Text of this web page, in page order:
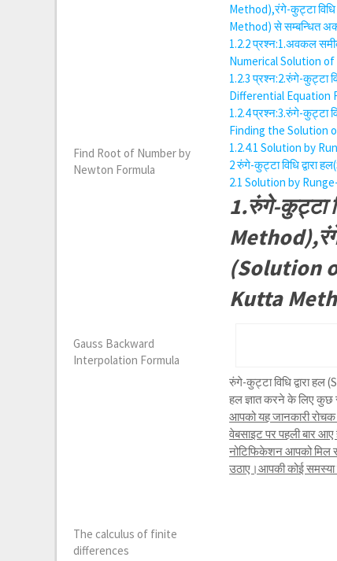
Method),रंगे-कुट्टा
Method) से सम्बन्धित
1.2.2प्रश्न:1.अवकल
Numerical Solution
1.2.3 प्रश्न:2.रुंगे-कुट्टा
Differential Equation
1.2.4प्रश्न:3.रुंगे-कुट्टा
Finding the Solution
1.2.4.1 Solution by
2रुंगे-कुट्टा विधि द्वारा
2.1 Solution by
1.रुंगे-कुट्टा
(Solution
Kutta
रुंगे-कुट्टा विधि द्वारा
हल ज्ञात करने के लिए
आपको यह जानकारी
वेबसाइट पर पहली बार
नोटिफिकेशन आपको मिल
उठाए।आपकी कोई समस्या
Find Root of Number by
Newton Formula
Gauss Backward
Interpolation Formula
The calculus of finite
differences